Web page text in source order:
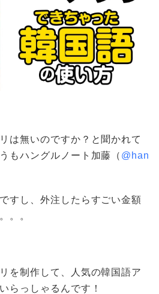
は無いのですか？と聞かれて
もハングルノート加藤（ @han
すし、外注したらすごい金額
。。
を制作して、人気の韓国語ア
らっしゃるんです！